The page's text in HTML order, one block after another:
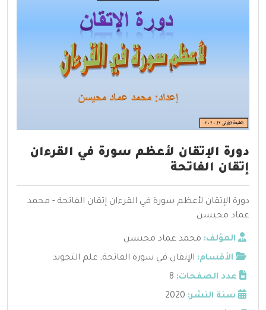
دورة الإتقان لأعظم سورة في القرءان
إتقان الفاتحة
دورة الإتقان لأعظم سورة في القرءان إتقان الفاتحة - محمد
عماد محيسن
المؤلف: محمد عماد محيسن
الأقسام: الإتقان في سورة الفاتحة, علم التجويد
عدد الصفحات: 8
سنة النشر: 2020